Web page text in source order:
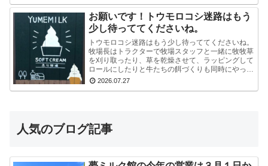
お願いです！トウモロコシ迷路はもう
少し待っててくださいね。
トウモロコシ迷路はもう少し待っててくださいね。
牧場長はトラクターで牧場スタッフと一緒に牧牧草
を刈り取ったり、草を乾燥させて、ラッピングして
ロールにしたりと牛たちの餌づくりも同時にやって
いるので、看板を立て切れていないんです。今はま
2026.07.27
人気のブログ記事